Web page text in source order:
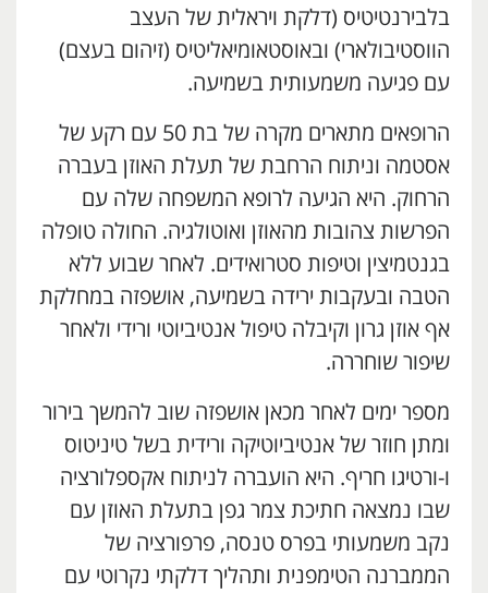
בלבירנטיטיס (דלקת ויראלית של העצב
הווסטיבולארי) ובאוסטאומיאליטיס (זיהום בעצם)
עם פגיעה משמעותית בשמיעה.
הרופאים מתארים מקרה של בת 50 עם רקע של
אסטמה וניתוח הרחבת של תעלת האוזן בעברה
הרחוק. היא הגיעה לרופא המשפחה שלה עם
הפרשות צהובות מהאוזן ואוטולגיה. החולה טופלה
בגנטמיצין וטיפות סטרואידים. לאחר שבוע ללא
הטבה ובעקבות ירידה בשמיעה, אושפזה במחלקת
אף אוזן גרון וקיבלה טיפול אנטיביוטי ורידי ולאחר
שיפור שוחררה.
מספר ימים לאחר מכאן אושפזה שוב להמשך בירור
ומתן חוזר של אנטיביוטיקה ורידית בשל טיניטוס
ו-ורטיגו חריף. היא הועברה לניתוח אקספלורציה
שבו נמצאה חתיכת צמר גפן בתעלת האוזן עם
נקב משמעותי בפרס טנסה, פרפורציה של
הממברנה הטימפנית ותהליך דלקתי נקרוטי עם